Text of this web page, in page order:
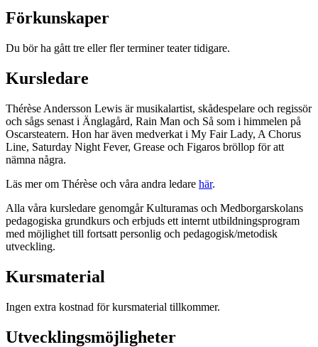
Förkunskaper
Du bör ha gått tre eller fler terminer teater tidigare.
Kursledare
Thérèse Andersson Lewis är musikalartist, skådespelare och regissör
och sågs senast i Änglagård, Rain Man och Så som i himmelen på
Oscarsteatern. Hon har även medverkat i My Fair Lady, A Chorus
Line, Saturday Night Fever, Grease och Figaros bröllop för att
nämna några.
Läs mer om Thérèse och våra andra ledare här.
Alla våra kursledare genomgår Kulturamas och Medborgarskolans
pedagogiska grundkurs och erbjuds ett internt utbildningsprogram
med möjlighet till fortsatt personlig och pedagogisk/metodisk
utveckling.
Kursmaterial
Ingen extra kostnad för kursmaterial tillkommer.
Utvecklingsmöjligheter